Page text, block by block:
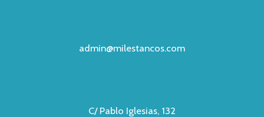
admin@milestancos.com
C/ Pablo Iglesias, 132